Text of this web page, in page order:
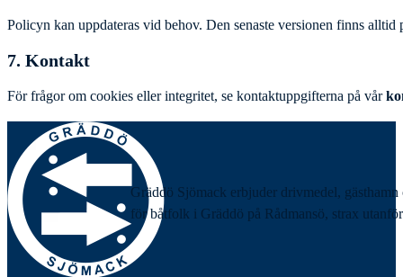
Policyn kan uppdateras vid behov. Den senaste versionen finns alltid
7. Kontakt
För frågor om cookies eller integritet, se kontaktuppgifterna på vår
Gräddö Sjömack erbjuder drivmedel, gästhamn
för båtfolk i Gräddö på Rådmansö, strax